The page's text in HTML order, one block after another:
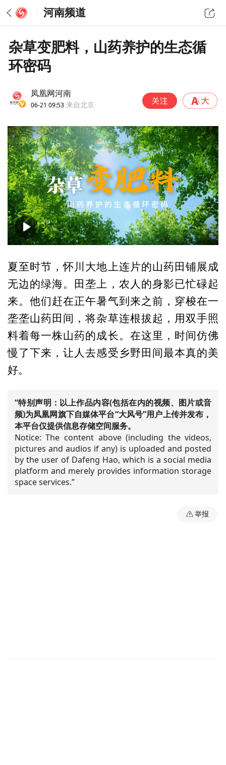
河南频道
杂草变肥料，山药养护的生态循
环密码
凤凰网河南
06-21 09:53 来自北京
00:00 00:45
夏至时节，怀川大地上连片的山药田铺展成
无边的绿海。田垄上，农人的身影已忙碌起
来。他们赶在正午暑气到来之前，穿梭在一
垄垄山药田间，将杂草连根拔起，用双手照
料着每一株山药的成长。在这里，时间仿佛
慢了下来，让人去感受乡野田间最本真的美
好。
“特别声明：以上作品内容(包括在内的视频、图片或音
频)为凤凰网旗下自媒体平台“大风号”用户上传并发布，
本平台仅提供信息存储空间服务。
Notice: The content above (including the videos,
pictures and audios if any) is uploaded and posted
by the user of Dafeng Hao, which is a social media
platform and merely provides information storage
space services.”
举报